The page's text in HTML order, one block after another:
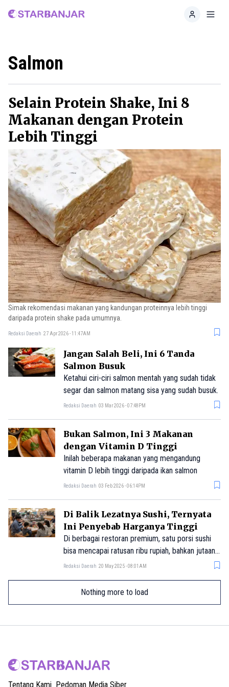
Home
Salmon
Selain Protein Shake, Ini 8
Makanan dengan Protein
Lebih Tinggi
Simak rekomendasi makanan yang kandungan proteinnya lebih tinggi
daripada protein shake pada umumnya.
Redaksi Daerah 27 Apr 2026 - 11:47AM
Jangan Salah Beli, Ini 6 Tanda
Salmon Busuk
Ketahui ciri-ciri salmon mentah yang sudah tidak
segar dan salmon matang sisa yang sudah busuk.
Redaksi Daerah 03 Mar 2026 - 07:48PM
Bukan Salmon, Ini 3 Makanan
dengan Vitamin D Tinggi
Inilah beberapa makanan yang mengandung
vitamin D lebih tinggi daripada ikan salmon
Redaksi Daerah 03 Feb 2026 - 06:14PM
Di Balik Lezatnya Sushi, Ternyata
Ini Penyebab Harganya Tinggi
Di berbagai restoran premium, satu porsi sushi
bisa mencapai ratusan ribu rupiah, bahkan jutaan
untuk varian tertentu. Lantas, apa alasan di balik
Redaksi Daerah 20 May 2025 - 08:01AM
Nothing more to load
Tentang Kami Pedoman Media Siber